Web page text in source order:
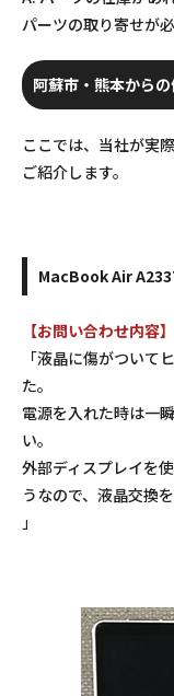
パーツの取り寄せが
阿蘇市・熊本から
ここでは、当社が実
ご紹介します。
MacBook Air
【お問い合わせ内容】
「液晶に傷がついて
た。
電源を入れた時は一
い。
外部ディスプレイを
うなので、液晶交換
」